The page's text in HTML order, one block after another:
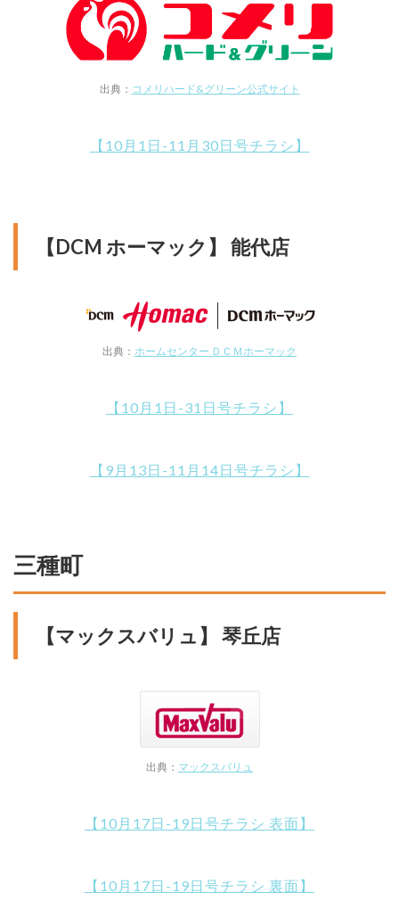
出典： コメリハード&グリーン公式サイト
【10月1日-11月30日号チラシ】
【DCM ホーマック】 能代店
出典： ホームセンター ＤＣＭホーマック
【10月1日-31日号チラシ】
【9月13日-11月14日号チラシ】
三種町
【マックスバリュ】 琴丘店
出典： マックスバリュ
【10月17日-19日号チラシ 表面】
【10月17日-19日号チラシ 裏面】